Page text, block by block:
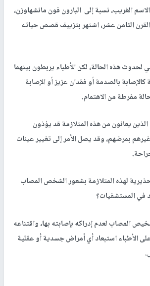
الغريب، نسبة إلى البارون فون مانشهاوزن،
الثامن عشر، اشتهر بتزييف قصص حياته
لحدوث هذه الحالة، لكن الأطباء يربطون بينهما
بالصدمة أو فقدان عزيز أو الإصابة
مفرطة من الاهتمام.
يعانون من هذه المتلازمة قد يؤذون
بمرضهم، وقد يصل الأمر إلى تغيير عينات
لهذه المتلازمة بشعور الشخص المصاب
في المستشفيات؟
المصاب لعدم إدراكه بإصابته بها، واقتناعه
الأطباء استبعاد أي أمراض جسدية أو عقلية